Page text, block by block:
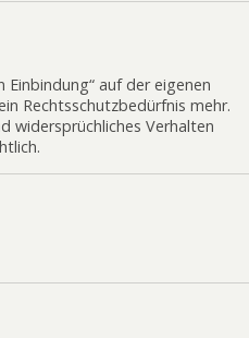
Einbindung“ auf der eigenen
Rechtsschutzbedürfnis mehr.
widersprüchliches Verhalten